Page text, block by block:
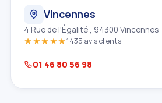
Vincennes
4 Rue de l'Égalité , 94300 Vincennes
★★★★★1435 avis clients
01 46 80 56 98